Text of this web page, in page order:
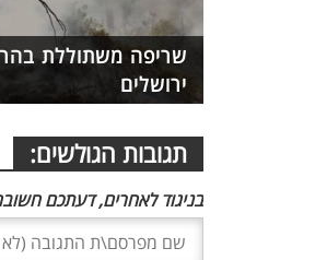
שריפה משתוללת
ירושלים
תגובות הגולשים:
בניגוד לאחרים, דעתכם